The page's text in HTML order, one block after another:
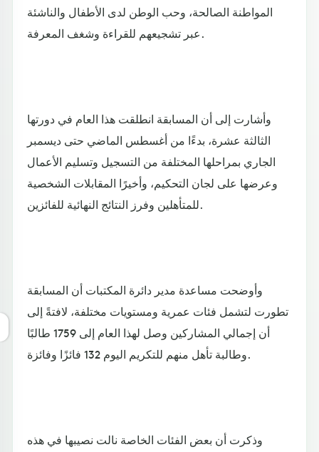
المواطنة الصالحة، وحب الوطن لدى الأطفال والناشئة
عبر تشجيعهم للقراءة وشغف المعرفة.
وأشارت إلى أن المسابقة انطلقت هذا العام في دورتها
الثالثة عشرة، بدءًا من أغسطس الماضي حتى ديسمبر
الجاري بمراحلها المختلفة من التسجيل وتسليم الأعمال
وعرضها على لجان التحكيم، وأخيرًا المقابلات الشخصية
للمتأهلين وفرز النتائج النهائية للفائزين.
وأوضحت مساعدة مدير دائرة المكتبات أن المسابقة
تطورت لتشمل فئات عمرية ومستويات مختلفة، لافتةً إلى
أن إجمالي المشاركين وصل لهذا العام إلى 1759 طالبًا
وطالبة تأهل منهم للتكريم اليوم 132 فائزًا وفائزة.
وذكرت أن بعض الفئات الخاصة نالت نصيبها في هذه